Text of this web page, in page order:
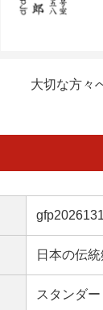
大切な方々
日本の伝
スタンダー